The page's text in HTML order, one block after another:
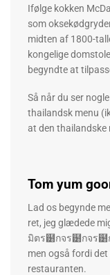
Ifølge kokken
som
midten af ​​1800-
kongelige
begyndte at
Så når du ser
thailandsk menu
at den thailandske
Tom yum
Lad os begynde
ret, jeg glædede
มิตร๸กจร๸กจร๸ก
men også fordi
restauranten.